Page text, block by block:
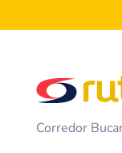
Corredor